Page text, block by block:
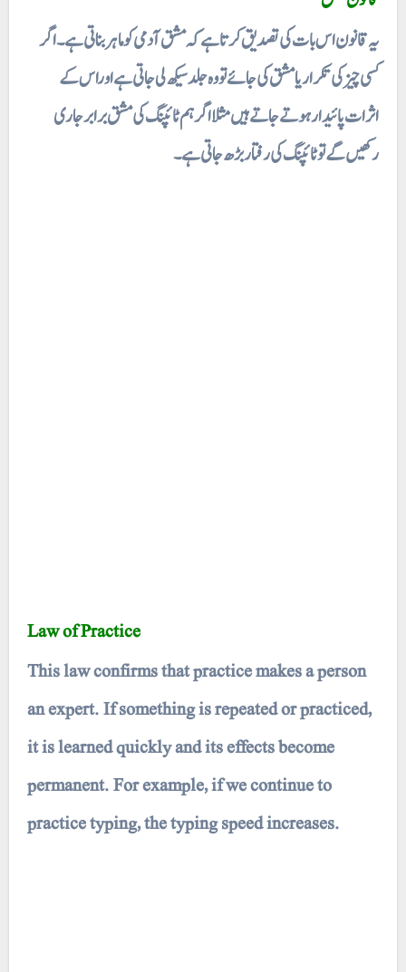
یہ قانون اس بات کی تصدیق کرتا ہے کہ مشق آدمی کو ماہر بناتی ہے۔ اگر
کسی چیز کی تکرار یا مشق کی جائے تو وہ جلدسیکھ لی جاتی ہے اوراس کے
اثرات پائیدار ہوتے جاتے ہیں مثلا اگر ہم ٹائپنگ کی مشق برابر جاری
رکھیں گے تو ٹائپنگ کی رفتار بڑھ جاتی ہے۔
Law of Practice
This law confirms that practice makes a person
an expert. If something is repeated or practiced,
it is learned quickly and its effects become
permanent. For example, if we continue to
practice typing, the typing speed increases.